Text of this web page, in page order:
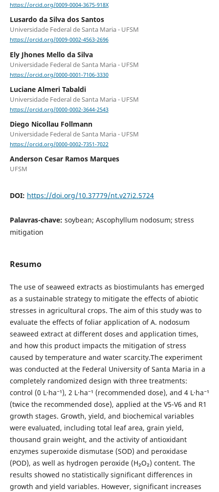
https://orcid.org/0009-0004-3675-918X
Lusardo da Silva dos Santos
Universidade Federal de Santa Maria - UFSM
https://orcid.org/0009-0002-4563-2696
Ely Jhones Mello da Silva
Universidade Federal de Santa Maria - UFSM
https://orcid.org/0000-0001-7106-3330
Luciane Almeri Tabaldi
Universidade Federal de Santa Maria - UFSM
https://orcid.org/0000-0002-3644-2543
Diego Nicollau Follmann
Universidade Federal de Santa Maria - UFSM
https://orcid.org/0000-0002-7351-7022
Anderson Cesar Ramos Marques
UFSM
DOI: https://doi.org/10.37779/nt.v27i2.5724
Palavras-chave: soybean; Ascophyllum nodosum; stress
mitigation
Resumo
The use of seaweed extracts as biostimulants has emerged
as a sustainable strategy to mitigate the effects of abiotic
stresses in agricultural crops. The aim of this study was to
evaluate the effects of foliar application of A. nodosum
seaweed extract at different doses and application times,
and how this product impacts the mitigation of stress
caused by temperature and water scarcity.The experiment
was conducted at the Federal University of Santa Maria in a
completely randomized design with three treatments:
control (0 L·ha⁻¹), 2 L·ha⁻¹ (recommended dose), and 4 L·ha⁻¹
(twice the recommended dose), applied at the V5-V6 and R1
growth stages. Growth, yield, and biochemical variables
were evaluated, including total leaf area, grain yield,
thousand grain weight, and the activity of antioxidant
enzymes superoxide dismutase (SOD) and peroxidase
(POD), as well as hydrogen peroxide (H₂O₂) content. The
results showed no statistically significant differences in
growth and yield variables. However, significant increases